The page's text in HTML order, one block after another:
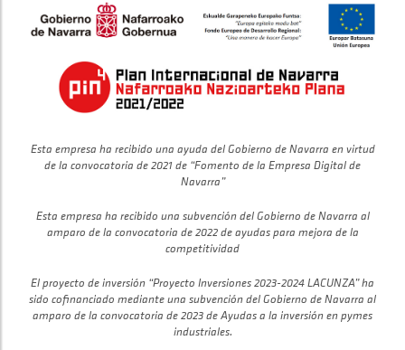
Esta empresa ha recibido una ayuda del Gobierno de Navarra en virtud
de la convocatoria de 2021 de “Fomento de la Empresa Digital de
Navarra”
Esta empresa ha recibido una subvención del Gobierno de Navarra al
amparo de la convocatoria de 2022 de ayudas para mejora de la
competitividad
El proyecto de inversión “Proyecto Inversiones 2023-2024 LACUNZA” ha
sido cofinanciado mediante una subvención del Gobierno de Navarra al
amparo de la convocatoria de 2023 de Ayudas a la inversión en pymes
industriales.